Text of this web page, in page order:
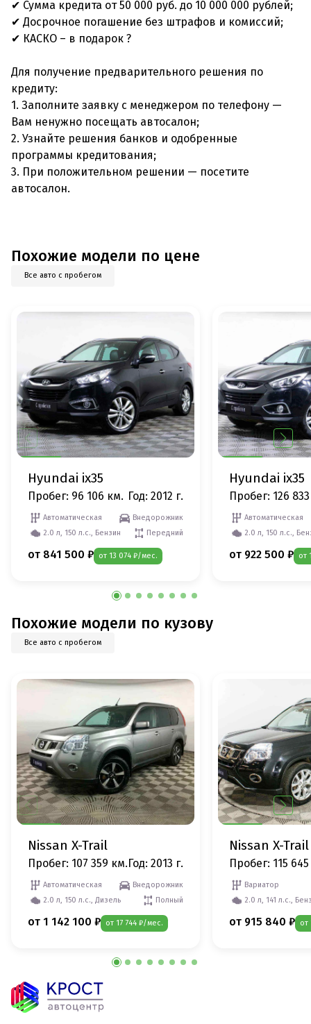
✔ Сумма кредита от 50 000 руб. до 10 000 000 рублей;
✔ Досрочное погашение без штрафов и комиссий;
✔ КАСКО – в подарок ?
Для получение предварительного решения по
кредиту:
1. Заполните заявку с менеджером по телефону —
Вам ненужно посещать автосалон;
2. Узнайте решения банков и одобренные
программы кредитования;
3. При положительном решении — посетите
автосалон.
Похожие модели по цене
Все авто с пробегом
Hyundai ix35
Пробег: 96 106 км. Год: 2012 г.
Автоматическая
Внедорожник
2.0 л, 150 л.с., Бензин
Передний
от 841 500 ₽ от 13 074 ₽/мес.
Hyundai ix35
Пробег: 126
Автоматическая
2.0 л, 150 л.с.,
от 922 500 ₽ от
Похожие модели по кузову
Все авто с пробегом
Nissan X-Trail
Пробег: 107 359 км.Год: 2013 г.
Автоматическая
Внедорожник
2.0 л, 150 л.с., Дизель
Полный
от 1 142 100 ₽ от 17 744 ₽/мес.
Nissan X-Trail
Пробег: 115
Вариатор
2.0 л, 141 л.с.,
от 915 840 ₽ от